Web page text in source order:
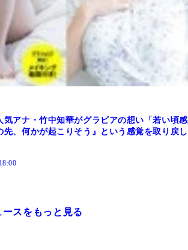
気アナ・竹中知華がグラビアの想い「若い頃感
先、何かが起こりそう』という感覚を取り戻し
スをもっと見る